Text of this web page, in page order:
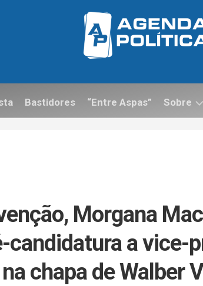
Bastidores “Entre Aspas” Sobre
Morgana
candidatura a vice-
chapa de Walber